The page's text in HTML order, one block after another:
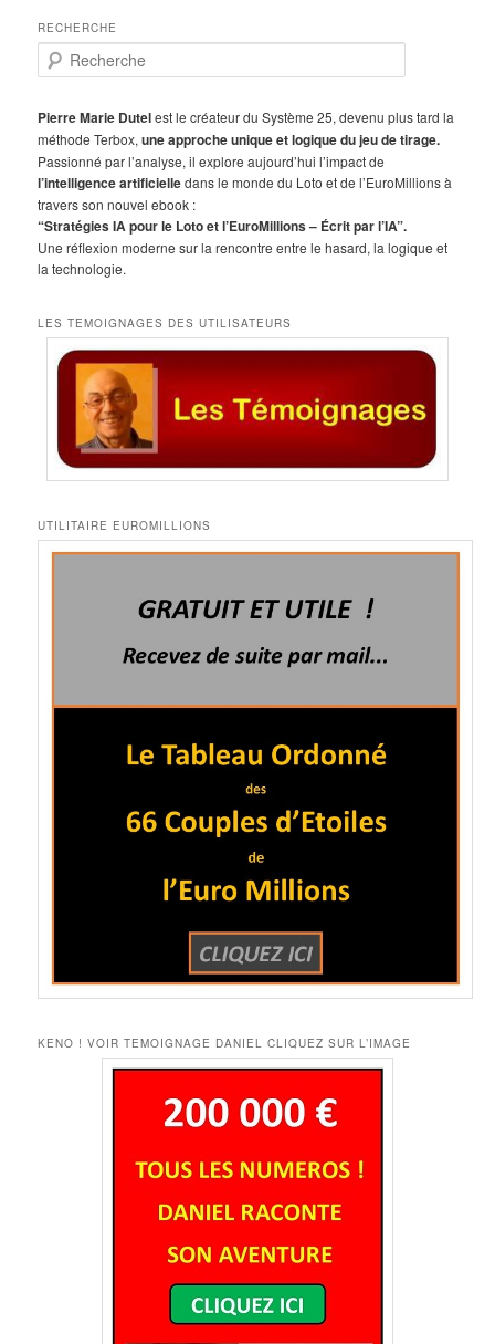
RECHERCHE
e
h
e
r
c
h
e
Pierre Marie Dutelest le créateur du Système 25, devenu plus tard la
méthode Terbox,une approche unique et logique du jeu de tirage.
Passionné par l’analyse, il explore aujourd’hui l’impact de
l’intelligence artificielledans le monde du Loto et de l’EuroMillions à
travers son nouvel ebook :
“Stratégies IA pour le Loto et l’EuroMillions – Écrit par l’IA”.
Une réflexion moderne sur la rencontre entre le hasard, la logique et
la technologie.
LES TEMOIGNAGES DES UTILISATEURS
UTILITAIRE EUROMILLIONS
KENO ! VOIR TEMOIGNAGE DANIEL CLIQUEZ SUR L’IMAGE